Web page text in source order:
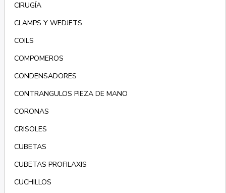
CIRUGÍA
CLAMPS Y WEDJETS
COILS
COMPOMEROS
CONDENSADORES
CONTRANGULOS PIEZA DE MANO
CORONAS
CRISOLES
CUBETAS
CUBETAS PROFILAXIS
CUCHILLOS